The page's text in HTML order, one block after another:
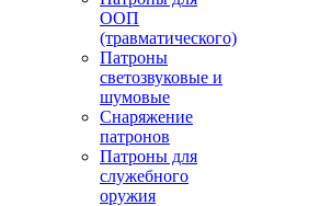
ООП
(травматического)
Патроны
светозвуковые и
шумовые
Снаряжение
патронов
Патроны для
служебного
оружия